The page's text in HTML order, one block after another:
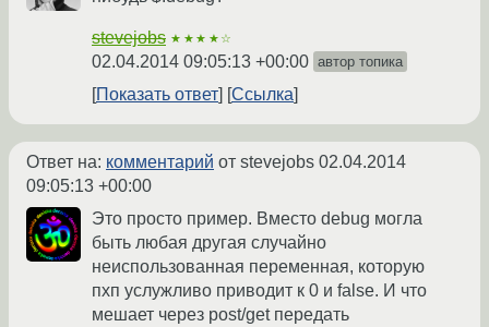
stevejobs ★★★★☆
02.04.2014 09:05:13 +00:00 автор топика
Показать ответ Ссылка
Ответ на: комментарий от stevejobs 02.04.2014
09:05:13 +00:00
Это просто пример. Вместо debug могла
быть любая другая случайно
неиспользованная переменная, которую
пхп услужливо приводит к 0 и false. И что
мешает через post/get передать